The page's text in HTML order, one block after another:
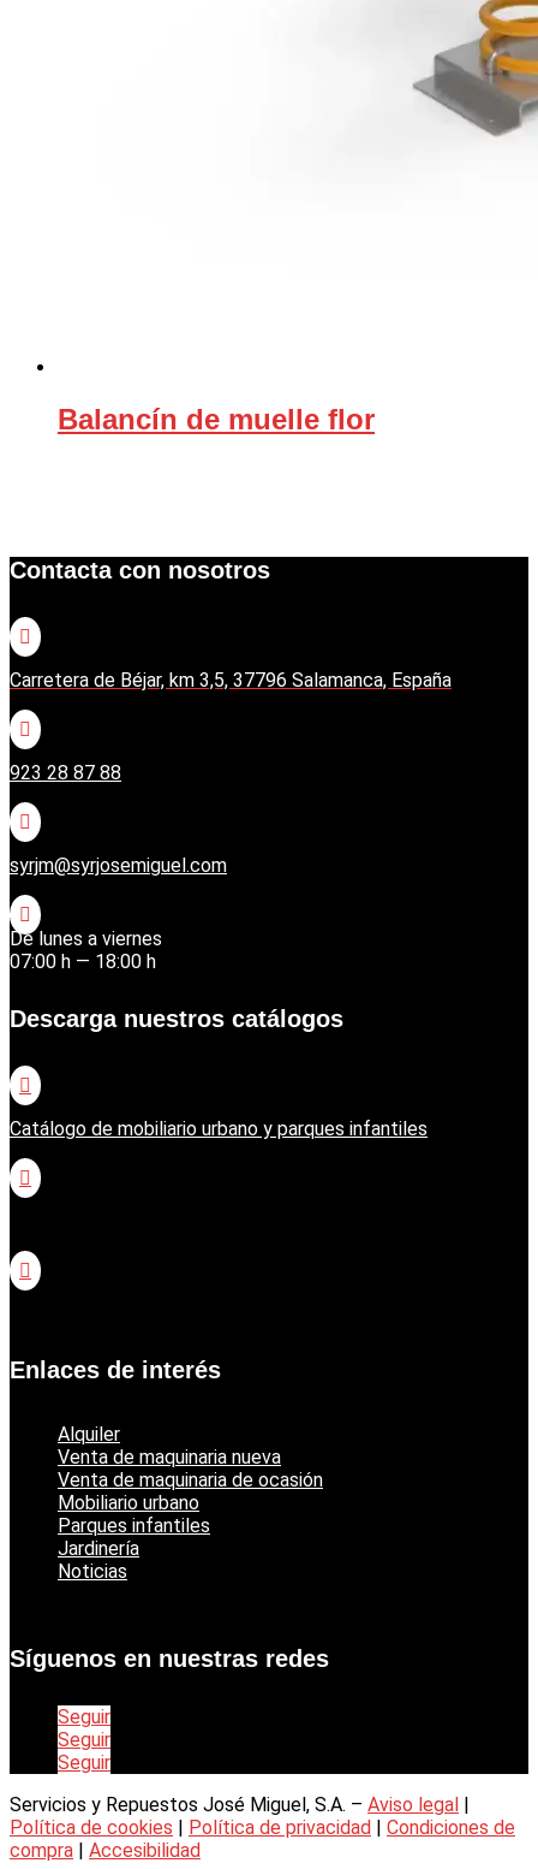
Balancín de muelle flor
Contacta con nosotros

Carretera de Béjar, km 3,5, 37796 Salamanca, España

923 28 87 88

syrjm@syrjosemiguel.com

De lunes a viernes
07:00 h — 18:00 h
Descarga nuestros catálogos

Catálogo de mobiliario urbano y parques infantiles


Enlaces de interés
Alquiler
Venta de maquinaria nueva
Venta de maquinaria de ocasión
Mobiliario urbano
Parques infantiles
Jardinería
Noticias
Síguenos en nuestras redes
Seguir
Seguir
Seguir
Servicios y Repuestos José Miguel, S.A. – Aviso legal |
Política de cookies | Política de privacidad | Condiciones de
compra | Accesibilidad